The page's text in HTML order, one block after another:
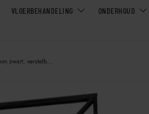
VLOERBEHANDELING ONDERHOUD
Poortframe 1800 x 1000 mm zwart, verstelbaar met slotkast Galvanisch verzinkt